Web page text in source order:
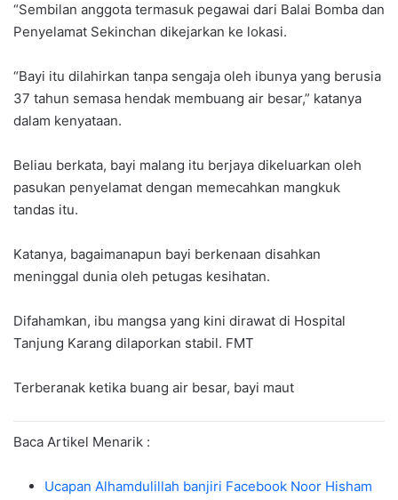
“Sembilan anggota termasuk pegawai dari Balai Bomba dan
Penyelamat Sekinchan dikejarkan ke lokasi.
“Bayi itu dilahirkan tanpa sengaja oleh ibunya yang berusia
37 tahun semasa hendak membuang air besar,” katanya
dalam kenyataan.
Beliau berkata, bayi malang itu berjaya dikeluarkan oleh
pasukan penyelamat dengan memecahkan mangkuk
tandas itu.
Katanya, bagaimanapun bayi berkenaan disahkan
meninggal dunia oleh petugas kesihatan.
Difahamkan, ibu mangsa yang kini dirawat di Hospital
Tanjung Karang dilaporkan stabil. FMT
Terberanak ketika buang air besar, bayi maut
Baca Artikel Menarik :
Ucapan Alhamdulillah banjiri Facebook Noor Hisham